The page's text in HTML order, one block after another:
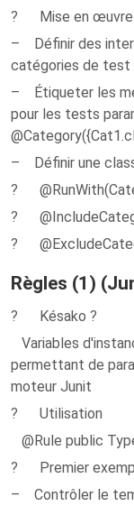
? Mise en œuvre
– Définir des
catégories de test
– Étiqueter les
pour les tests
– Définir une
?
?
?
Règles (1)
? Késako ?
Variables
permettant de
moteur Junit
? Utilisation
@Rule public
? Premier
– Contrôler le